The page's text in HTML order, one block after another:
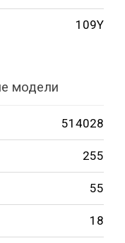
109Y
модели
514028
255
55
18